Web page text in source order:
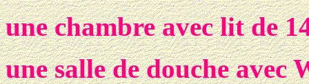
unechambre avec lit de
unesalle de douche avec